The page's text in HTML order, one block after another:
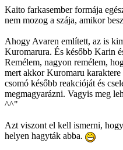
Kaito farkasember formája
nem mozog a szája, amikor
Ahogy Avaren említett, az is
Kuromarura. És később Karin
Remélem, nagyon remélem,
mert akkor Kuromaru
csomó később reakcióját és
megmagyarázni. Vagyis meg
^^"
Azt viszont el kell ismerni,
helyen hagyták abba.